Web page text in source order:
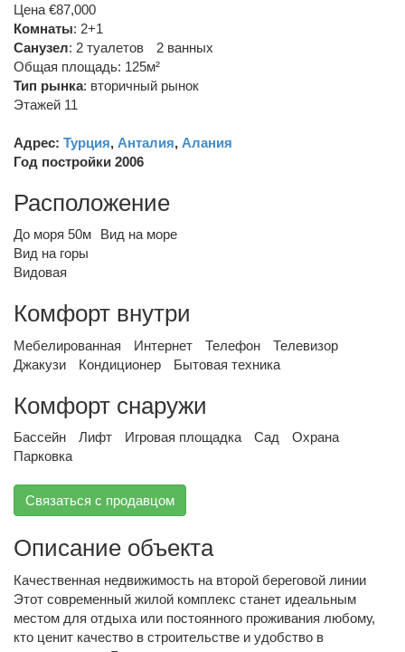
Цена €87,000
Комнаты: 2+1
Санузел: 2 туалетов
2 ванных
Общая площадь: 125м²
Тип рынка: вторичный рынок
Этажей 11
Адрес: Турция, Анталия, Алания
Год постройки 2006
Расположение
До моря 50м
Вид на море
Вид на горы
Видовая
Комфорт внутри
Мебелированная Интернет Телефон
Телевизор
Джакузи
Кондиционер Бытовая техника
Комфорт снаружи
Бассейн Лифт Игровая площадка Сад
Охрана
Парковка
Связаться с продавцом
Описание объекта
Качественная недвижимость на второй береговой линии
Этот современный жилой комплекс станет идеальным
местом для отдыха или постоянного проживания любому,
кто ценит качество в строительстве и удобство в